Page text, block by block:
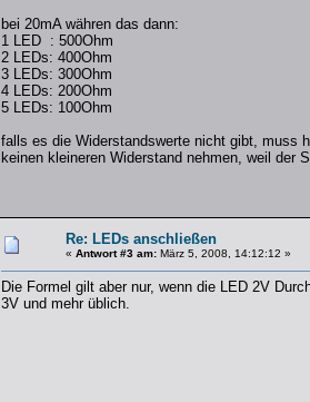
bei 20mA währen das dann:
1 LED : 500Ohm
2 LEDs: 400Ohm
3 LEDs: 300Ohm
4 LEDs: 200Ohm
5 LEDs: 100Ohm
falls es die Widerstandswerte nicht gibt, muss
keinen kleineren Widerstand nehmen, weil der
Re: LEDs anschließen
« Antwort #3 am: März 5, 2008, 14:12:12 »
Die Formel gilt aber nur, wenn die LED 2V
3V und mehr üblich.